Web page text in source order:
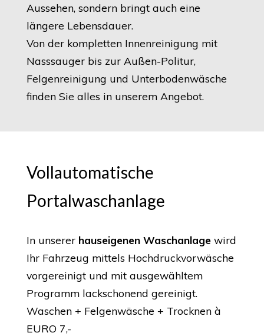
Aussehen, sondern bringt auch eine
längere Lebensdauer.
Von der kompletten Innenreinigung mit
Nasssauger bis zur Außen-Politur,
Felgenreinigung und Unterbodenwäsche
finden Sie alles in unserem Angebot.
Vollautomatische
Portalwaschanlage
In unserer hauseigenen Waschanlage wird
Ihr Fahrzeug mittels Hochdruckvorwäsche
vorgereinigt und mit ausgewähltem
Programm lackschonend gereinigt.
Waschen + Felgenwäsche + Trocknen à
EURO 7,-